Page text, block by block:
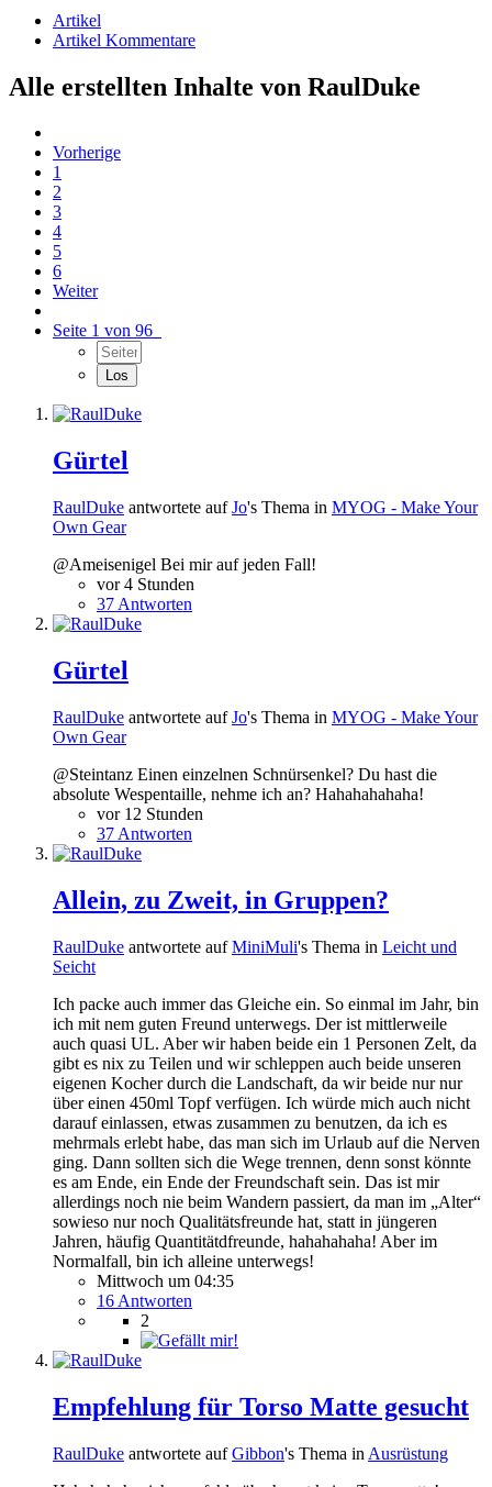
Artikel
Artikel Kommentare
Alle erstellten Inhalte von RaulDuke
Vorherige
1
2
3
4
5
6
Weiter
Seite 1 von 96
Gürtel
RaulDuke antwortete aufJo's Thema in MYOG - Make Your
Own Gear
@Ameisenigel Bei mir auf jeden Fall!
vor 4 Stunden
37 Antworten
Gürtel
RaulDuke antwortete aufJo's Thema in MYOG - Make Your
Own Gear
@Steintanz Einen einzelnen Schnürsenkel? Du hast die
absolute Wespentaille, nehme ich an? Hahahahahaha!
vor 12 Stunden
37 Antworten
Allein, zu Zweit, in Gruppen?
RaulDuke antwortete aufMiniMuli's Thema in Leicht und
Seicht
Ich packe auch immer das Gleiche ein. So einmal im Jahr, bin
ich mit nem guten Freund unterwegs. Der ist mittlerweile
auch quasi UL. Aber wir haben beide ein 1 Personen Zelt, da
gibt es nix zu Teilen und wir schleppen auch beide unseren
eigenen Kocher durch die Landschaft, da wir beide nur nur
über einen 450ml Topf verfügen. Ich würde mich auch nicht
darauf einlassen, etwas zusammen zu benutzen, da ich es
mehrmals erlebt habe, das man sich im Urlaub auf die Nerven
ging. Dann sollten sich die Wege trennen, denn sonst könnte
es am Ende, ein Ende der Freundschaft sein. Das ist mir
allerdings noch nie beim Wandern passiert, da man im „Alter“
sowieso nur noch Qualitätsfreunde hat, statt in jüngeren
Jahren, häufig Quantitätdfreunde, hahahahaha! Aber im
Normalfall, bin ich alleine unterwegs!
Mittwoch um 04:35
16 Antworten
2
Empfehlung für Torso Matte gesucht
RaulDuke antwortete aufGibbon's Thema in Ausrüstung